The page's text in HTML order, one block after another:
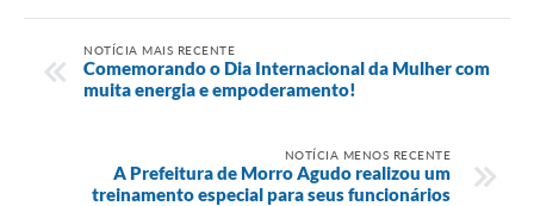
NOTÍCIA MAIS RECENTE
Comemorando o Dia Internacional da Mulher com
muita energia e empoderamento!
NOTÍCIA MENOS RECENTE
A Prefeitura de Morro Agudo realizou um
treinamento especial para seus funcionários